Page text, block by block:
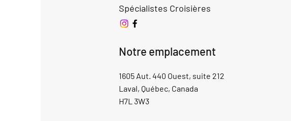
Spécialistes Croisières
Notre emplacement
1605 Aut. 440 Ouest, suite 212
Laval, Québec, Canada
H7L 3W3